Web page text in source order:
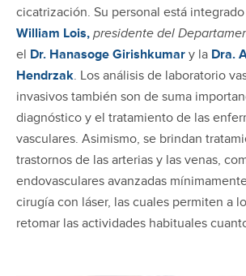
cicatrización. Su personal está
William Lois, presidente del
el Dr. Hanasoge Girishkumar y la Dra.
Hendrzak. Los análisis de laboratorio
invasivos también son de suma
diagnóstico y el tratamiento de las
vasculares. Asimismo, se brindan
trastornos de las arterias y las venas,
endovasculares avanzadas
cirugía con láser, las cuales permiten a
retomar las actividades habituales